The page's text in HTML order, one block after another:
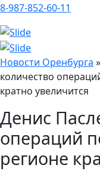
8-987-852-60-11
Новости Оренбурга »
количество
кратно увеличится
Денис
операций
регионе